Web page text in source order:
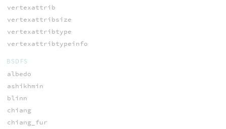
vertexattrib
vertexattribsize
vertexattribtype
vertexattribtypeinfo
BSDFS
albedo
ashikhmin
blinn
chiang
chiang_fur